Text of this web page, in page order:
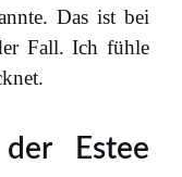
Das ist bei
Fall. Ich fühle
Estee